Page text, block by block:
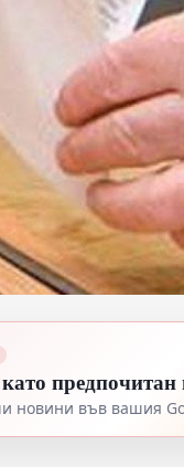
новини във вашия